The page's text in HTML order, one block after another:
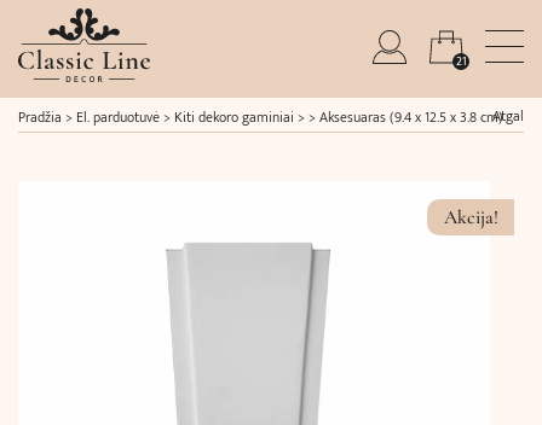
21
Pradžia > El. parduotuvė> Kiti dekoro gaminiai > > Aksesuaras (9.4 x 12.5 x 3.8 cm)Atgal
Akcija!